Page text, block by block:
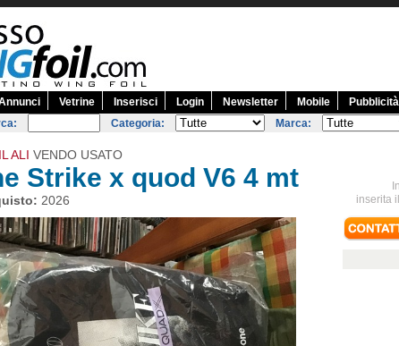
Vetrine Inserisci Login Newsletter Mobile Pubblicità
Categoria: Marca:
ALI VENDO USATO
Strike x quod V6 4 mt
2026
inserita